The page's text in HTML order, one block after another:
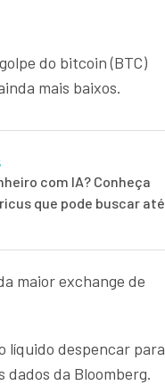
do bitcoin (BTC)
mais baixos.
com IA? Conheça
que pode buscar até
maior exchange de
líquido despencar para
dados da Bloomberg.